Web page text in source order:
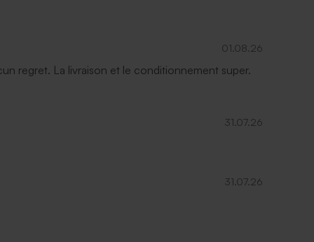
01.08.26
regret. La livraison et le conditionnement super.
31.07.26
31.07.26